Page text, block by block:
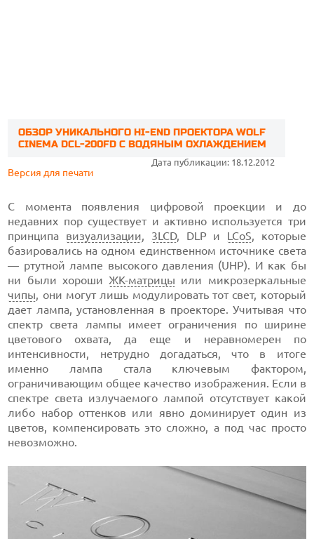
ОБЗОР УНИКАЛЬНОГО HI-END ПРОЕКТОРА WOLF
CINEMA DCL-200FD С ВОДЯНЫМ ОХЛАЖДЕНИЕМ
Дата публикации: 18.12.2012
Версия для печати
С момента появления цифровой проекции и до
недавних пор существует и активно используется три
принципа визуализации, 3LCD, DLP и LCoS, которые
базировались на одном единственном источнике света
— ртутной лампе высокого давления (UHP). И как бы
ни были хороши ЖК-матрицы или микрозеркальные
чипы, они могут лишь модулировать тот свет, который
дает лампа, установленная в проекторе. Учитывая что
спектр света лампы имеет ограничения по ширине
цветового охвата, да еще и неравномерен по
интенсивности, нетрудно догадаться, что в итоге
именно лампа стала ключевым фактором,
ограничивающим общее качество изображения. Если в
спектре света излучаемого лампой отсутствует какой
либо набор оттенков или явно доминирует один из
цветов, компенсировать это сложно, а под час просто
невозможно.